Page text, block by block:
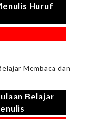
Huruf
Belajar